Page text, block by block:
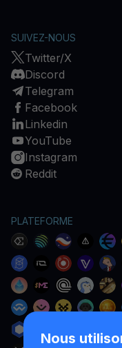
Nous
SUIVEZ-NOUS
Twitter/X
Discord
Telegram
Facebook
Linkedin
YouTube
Instagram
Reddit
PLATEFORME